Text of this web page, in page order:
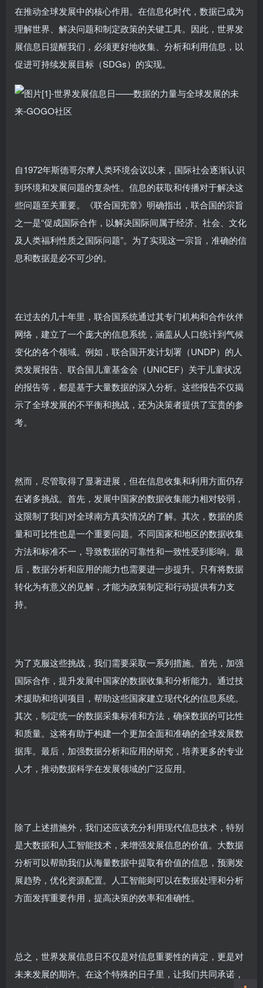
在推动全球发展中的核心作用。在信息化时代，数据已成为
理解世界、解决问题和制定政策的关键工具。因此，世界发
展信息日提醒我们，必须更好地收集、分析和利用信息，以
促进可持续发展目标（SDGs）的实现。
自1972年斯德哥尔摩人类环境会议以来，国际社会逐渐认识
到环境和发展问题的复杂性。信息的获取和传播对于解决这
些问题至关重要。《联合国宪章》明确指出，联合国的宗旨
之一是“促成国际合作，以解决国际间属于经济、社会、文化
及人类福利性质之国际问题”。为了实现这一宗旨，准确的信
息和数据是必不可少的。
在过去的几十年里，联合国系统通过其专门机构和合作伙伴
网络，建立了一个庞大的信息系统，涵盖从人口统计到气候
变化的各个领域。例如，联合国开发计划署（UNDP）的人
类发展报告、联合国儿童基金会（UNICEF）关于儿童状况
的报告等，都是基于大量数据的深入分析。这些报告不仅揭
示了全球发展的不平衡和挑战，还为决策者提供了宝贵的参
考。
然而，尽管取得了显著进展，但在信息收集和利用方面仍存
在诸多挑战。首先，发展中国家的数据收集能力相对较弱，
这限制了我们对全球南方真实情况的了解。其次，数据的质
量和可比性也是一个重要问题。不同国家和地区的数据收集
方法和标准不一，导致数据的可靠性和一致性受到影响。最
后，数据分析和应用的能力也需要进一步提升。只有将数据
转化为有意义的见解，才能为政策制定和行动提供有力支
持。
为了克服这些挑战，我们需要采取一系列措施。首先，加强
国际合作，提升发展中国家的数据收集和分析能力。通过技
术援助和培训项目，帮助这些国家建立现代化的信息系统。
其次，制定统一的数据采集标准和方法，确保数据的可比性
和质量。这将有助于构建一个更加全面和准确的全球发展数
据库。最后，加强数据分析和应用的研究，培养更多的专业
人才，推动数据科学在发展领域的广泛应用。
除了上述措施外，我们还应该充分利用现代信息技术，特别
是大数据和人工智能技术，来增强发展信息的价值。大数据
分析可以帮助我们从海量数据中提取有价值的信息，预测发
展趋势，优化资源配置。人工智能则可以在数据处理和分析
方面发挥重要作用，提高决策的效率和准确性。
总之，世界发展信息日不仅是对信息重要性的肯定，更是对
未来发展的期许。在这个特殊的日子里，让我们共同承诺，